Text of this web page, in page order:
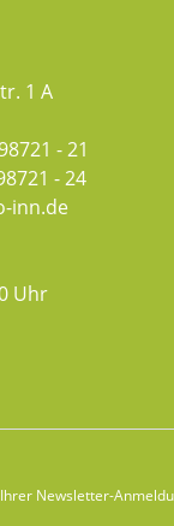
1 A
- 21
- 24
inn.de
Uhr
Newsletter-